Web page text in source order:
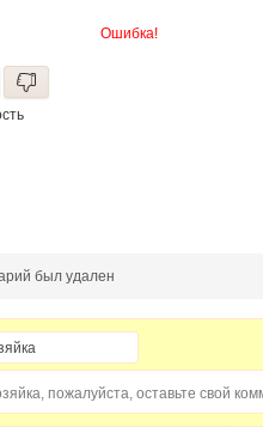
Ошибка!
был удален
пожалуйста, оставьте свой